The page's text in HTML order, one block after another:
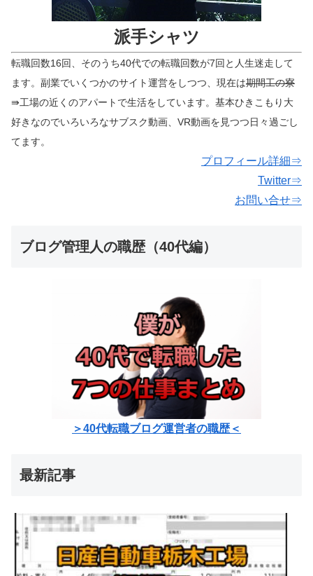
派手シャツ
転職回数16回、そのうち40代での転職回数が7回と人生迷走して
ます。副業でいくつかのサイト運営をしつつ、現在は期間工の寮
⇛工場の近くのアパートで生活をしています。基本ひきこもり大
好きなのでいろいろなサブスク動画、VR動画を見つつ日々過ごし
てます。
プロフィール詳細⇒
Twitter⇒
お問い合せ⇒
ブログ管理人の職歴（40代編）
＞40代転職ブログ運営者の職歴＜
最新記事